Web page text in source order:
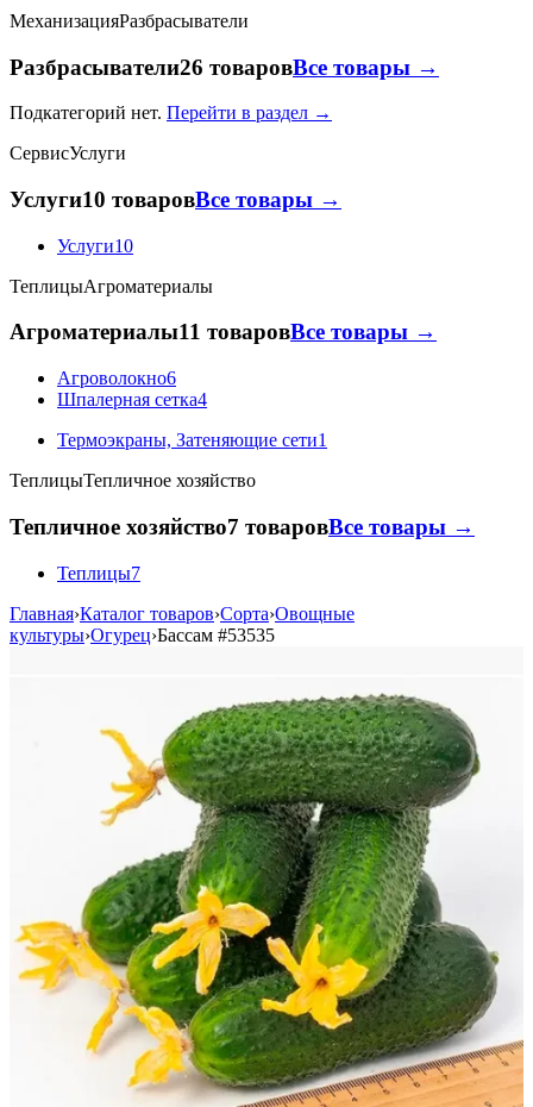
МеханизацияРазбрасыватели
Разбрасыватели26 товаровВсе товары →
Подкатегорий нет. Перейти в раздел →
СервисУслуги
Услуги10 товаровВсе товары →
Услуги10
ТеплицыАгроматериалы
Агроматериалы11 товаровВсе товары →
Агроволокно6
Шпалерная сетка4
Термоэкраны, Затеняющие сети1
ТеплицыТепличное хозяйство
Тепличное хозяйство7 товаровВсе товары →
Теплицы7
Главная›Каталог товаров›Сорта›Овощные
культуры›Огурец›Бассам #53535